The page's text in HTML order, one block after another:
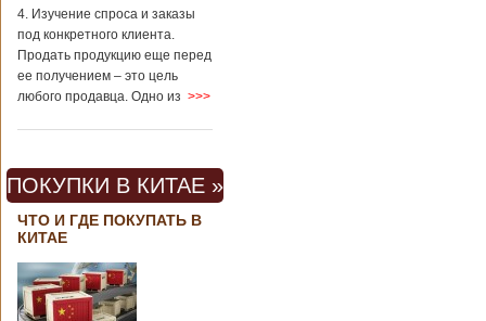
4. Изучение спроса и заказы
под конкретного клиента.
Продать продукцию еще перед
ее получением – это цель
любого продавца. Одно из >>>
ПОКУПКИ В КИТАЕ »
ЧТО И ГДЕ ПОКУПАТЬ В
КИТАЕ